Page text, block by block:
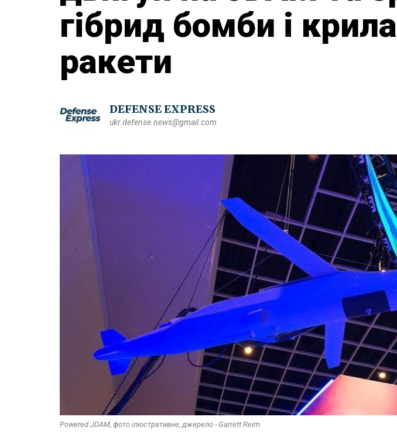
гібрид бомби і
ракети
DEFENSE EXPRESS
ukr.defense.news@gmail.com
Powered JDAM, фото ілюстративне, джерело - Garrett Reim